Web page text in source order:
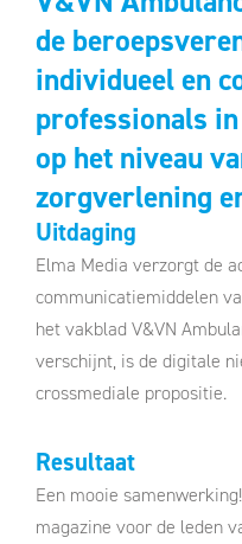
de
individueel en
professionals
op het niveau
zorgverlening
Uitdaging
Elma Media verzorgt de
communicatiemiddelen
het vakblad V&VN
verschijnt, is de digitale
crossmediale propositie.
Resultaat
Een mooie
magazine voor de leden